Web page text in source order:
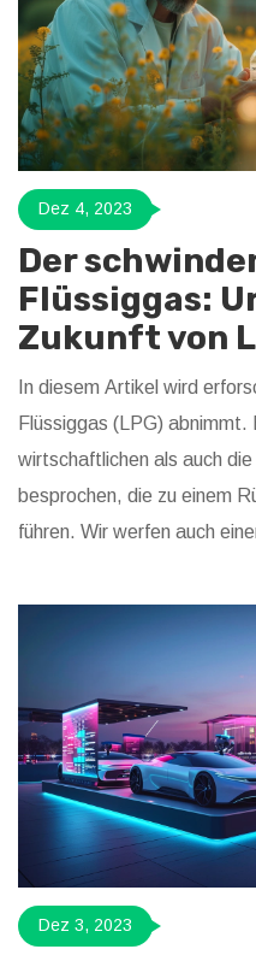
Dez 4, 2023
Der
Flüssiggas:
Zukunft von
In diesem Artikel wird
Flüssiggas (LPG) abnimmt.
wirtschaftlichen als auch
besprochen, die zu einem
führen. Wir werfen auch
Energielandschaft
Auswirkungen auf
zukünftige Szenarien der
Dez 3, 2023